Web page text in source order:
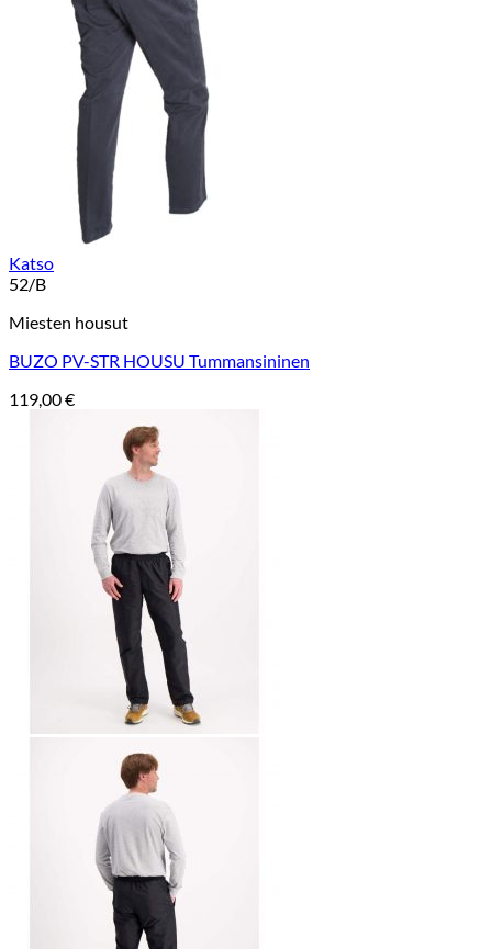
Katso
52/B
Miesten housut
BUZO PV-STR HOUSU Tummansininen
119,00€